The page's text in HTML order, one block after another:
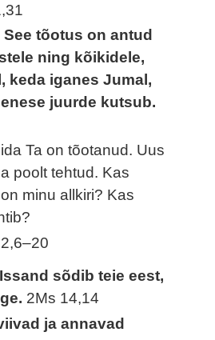
tõotus on antud
ning kõikidele,
keda iganes Jumal,
juurde kutsub.
Ta on tõotanud. Uus
poolt tehtud. Kas
minu allkiri? Kas
Issand sõdib teie eest,
2Ms 14,14
ja annavad